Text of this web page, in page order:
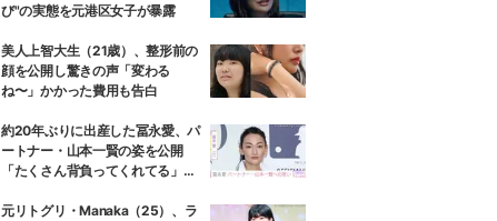
び"の実態を元港区女子が暴露
美人上智大生（21歳）、整形前の
顔を公開し驚きの声「変わる
ね〜」かかった費用も告白
約20年ぶりに出産した冨永愛、パ
ートナー・山本一賢の姿を公開
「たくさん背負ってくれてる」感
元リトグリ・Manaka（25）、ラ